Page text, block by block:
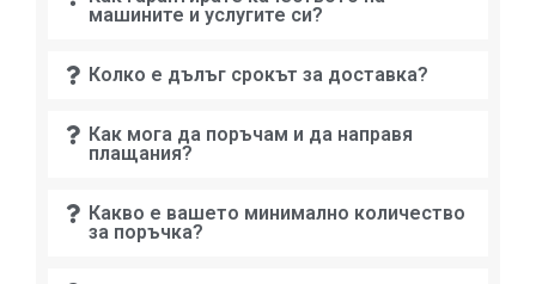
Какво става с доставката?
Съществува ли някакво обслужване
Сертифициране На